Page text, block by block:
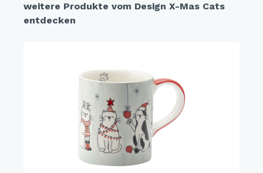
weitere Produkte vom Design X-Mas Cats
entdecken